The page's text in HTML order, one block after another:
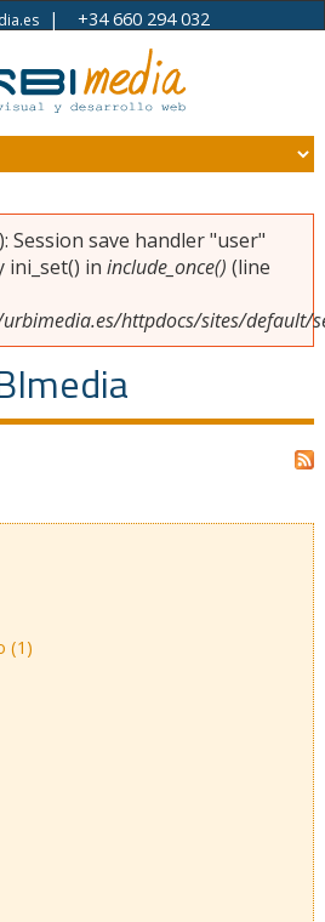
| +34 660 294 032
Session save handler "user"
ini_set() in include_once() (line
httpdocs/sites/default/
(1)